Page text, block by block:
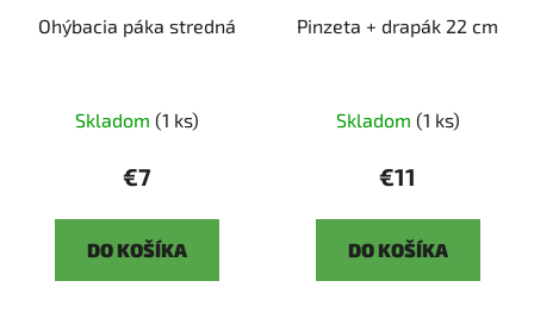
Ohýbacia páka stredná
Skladom (1 ks)
€7
DO KOŠÍKA
Pinzeta + drapák 22 cm
Skladom (1 ks)
€11
DO KOŠÍKA